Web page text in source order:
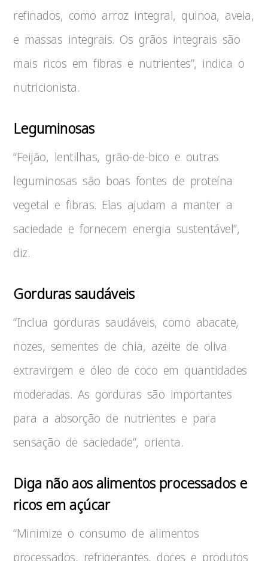
refinados, como arroz integral, quinoa, aveia,
e massas integrais. Os grãos integrais são
mais ricos em fibras e nutrientes”, indica o
nutricionista.
Leguminosas
“Feijão, lentilhas, grão-de-bico e outras
leguminosas são boas fontes de proteína
vegetal e fibras. Elas ajudam a manter a
saciedade e fornecem energia sustentável”,
diz.
Gorduras saudáveis
“Inclua gorduras saudáveis, como abacate,
nozes, sementes de chia, azeite de oliva
extravirgem e óleo de coco em quantidades
moderadas. As gorduras são importantes
para a absorção de nutrientes e para
sensação de saciedade”, orienta.
Diga não aos alimentos processados e
ricos em açúcar
“Minimize o consumo de alimentos
processados, refrigerantes, doces e produtos